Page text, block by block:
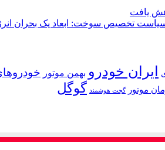
سیاست تخصیص سوخت: ابعاد یک بحران
ایران خودرو بهمن موتور
موتور گجت هوشمند گوگل